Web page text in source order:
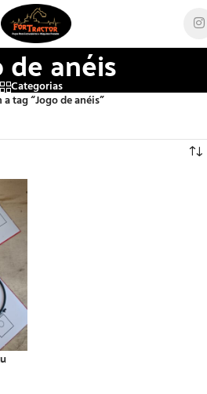
de anéis
Categorias
tag “Jogo de anéis”